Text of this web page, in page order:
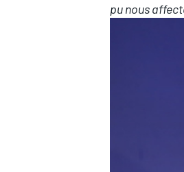
pu nous